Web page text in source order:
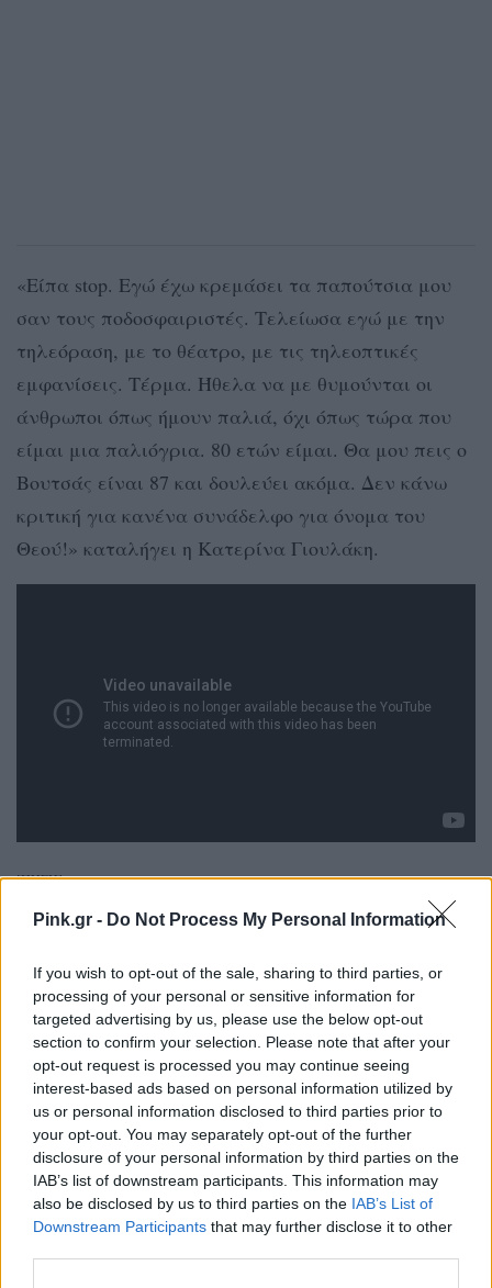
Pink.gr - Do Not Process My Personal Information
If you wish to opt-out of the sale, sharing to third parties, or
processing of your personal or sensitive information for
targeted advertising by us, please use the below opt-out
section to confirm your selection. Please note that after your
opt-out request is processed you may continue seeing
interest-based ads based on personal information utilized by
us or personal information disclosed to third parties prior to
your opt-out. You may separately opt-out of the further
disclosure of your personal information by third parties on the
IAB’s list of downstream participants. This information may
also be disclosed by us to third parties on the IAB’s List of
Downstream Participants that may further disclose it to other
«Είπα stop. Εγώ έχω κρεμάσει τα παπούτσια μου
σαν τους ποδοσφαιριστές. Τελείωσα εγώ με την
τηλεόραση, με το θέατρο, με τις τηλεοπτικές
εμφανίσεις. Τέρμα. Ήθελα να με θυμούνται οι
άνθρωποι όπως ήμουν παλιά, όχι όπως τώρα που
είμαι μια παλιόγρια. 80 ετών είμαι. Θα μου πεις ο
Βουτσάς είναι 87 και δουλεύει ακόμα. Δεν κάνω
κριτική για κανένα συνάδελφο για όνομα του
Θεού!» καταλήγει η Κατερίνα Γιουλάκη.
[ΠΗΓΗ]